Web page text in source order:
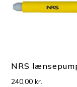
NRS
240,00kr.